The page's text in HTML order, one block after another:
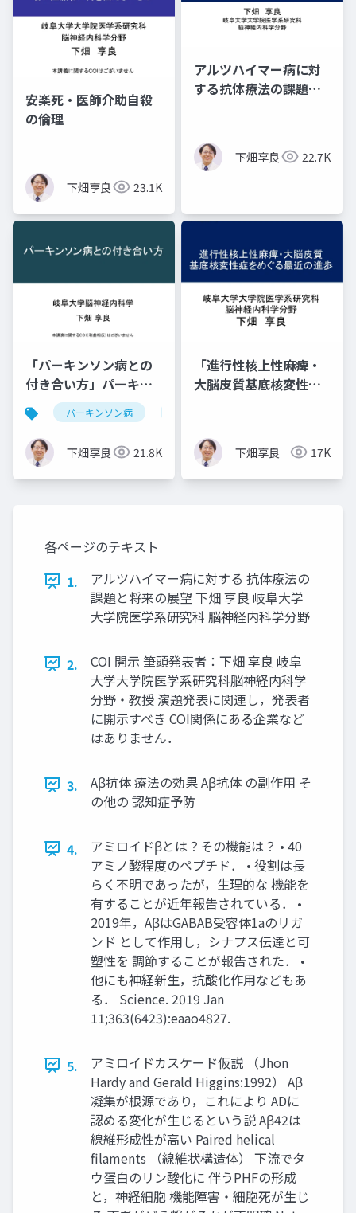
安楽死・医師介助自殺
の倫理
下畑享良 23.1K
アルツハイマー病に対
する抗体療法の課題と
下畑享良 22.7K
「パーキンソン病との
付き合い方」パーキン
ソン病健康教室 in 岡山
パーキンソン病
下畑享良 21.8K
「進行性核上性麻痺・
大脳皮質基底核変性症
下畑享良 17K
各ページのテキスト
1.
アルツハイマー病に対する 抗体療法の
課題と将来の展望 下畑 享良 岐阜大学
大学院医学系研究科 脳神経内科学分野
2.
COI 開示 筆頭発表者：下畑 享良 岐阜
大学大学院医学系研究科脳神経内科学
分野・教授 演題発表に関連し，発表者
に開示すべき COI関係にある企業など
はありません．
3.
Aβ抗体 療法の効果 Aβ抗体 の副作用 そ
の他の 認知症予防
4.
アミロイドβとは？その機能は？ • 40
アミノ酸程度のペプチド． • 役割は長
らく不明であったが，生理的な 機能を
有することが近年報告されている． •
2019年，AβはGABAB受容体1aのリガ
ンド として作用し，シナプス伝達と可
塑性を 調節することが報告された． •
他にも神経新生，抗酸化作用などもあ
る． Science. 2019 Jan
11;363(6423):eaao4827.
5.
アミロイドカスケード仮説 （Jhon
Hardy and Gerald Higgins:1992） Aβ
凝集が根源であり，これにより ADに
認める変化が生じるという説 Aβ42は
線維形成性が高い Paired helical
filaments （線維状構造体） 下流でタ
ウ蛋白のリン酸化に 伴うPHFの形成
と，神経細胞 機能障害・細胞死が生じ